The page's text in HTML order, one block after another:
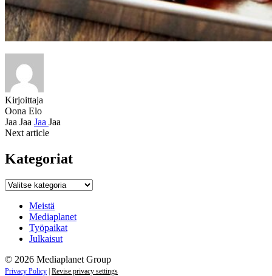
Kirjoittaja
Oona Elo
Jaa Jaa Jaa Jaa
Next article
Kategoriat
Kategoriat
Meistä
Mediaplanet
Työpaikat
Julkaisut
© 2026 Mediaplanet Group
Privacy Policy | Revise privacy settings